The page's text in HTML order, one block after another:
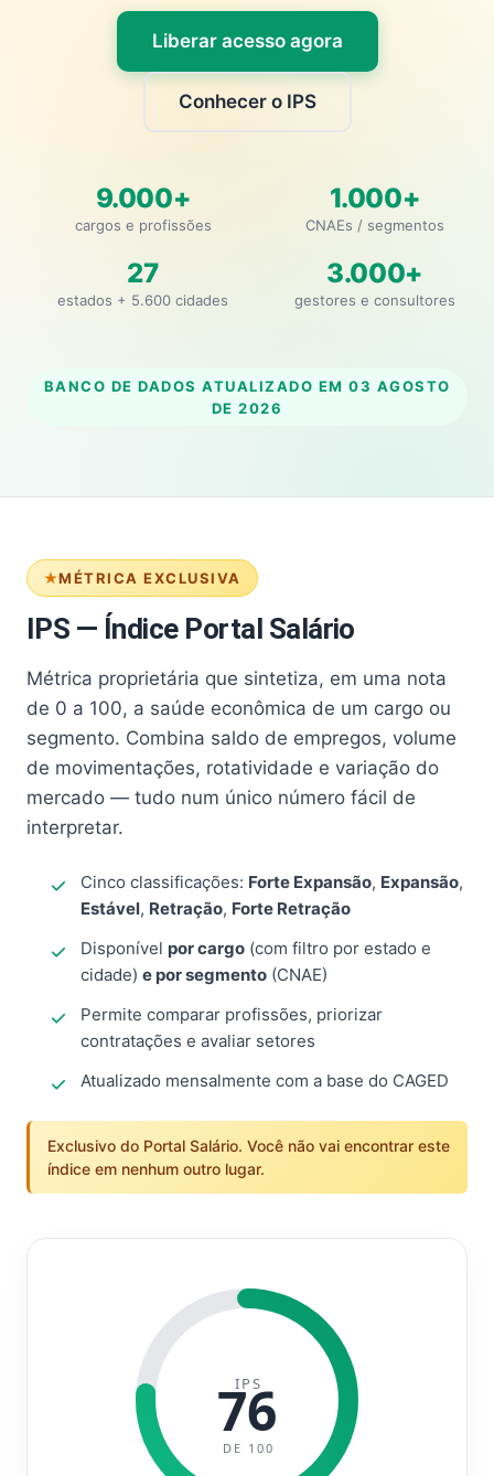
Liberar acesso agora
Conhecer o IPS
9.000+
cargos e profissões
1.000+
CNAEs / segmentos
27
estados + 5.600 cidades
3.000+
gestores e consultores
BANCO DE DADOS ATUALIZADO EM 03 AGOSTO
DE 2026
MÉTRICA EXCLUSIVA
IPS — Índice Portal Salário
Métrica proprietária que sintetiza, em uma nota
de 0 a 100, a saúde econômica de um cargo ou
segmento. Combina saldo de empregos, volume
de movimentações, rotatividade e variação do
mercado — tudo num único número fácil de
interpretar.
Cinco classificações: Forte Expansão, Expansão,
Estável, Retração, Forte Retração
Disponível por cargo (com filtro por estado e
cidade) e por segmento (CNAE)
Permite comparar profissões, priorizar
contratações e avaliar setores
Atualizado mensalmente com a base do CAGED
Exclusivo do Portal Salário. Você não vai encontrar este
índice em nenhum outro lugar.
IPS
76
DE 100